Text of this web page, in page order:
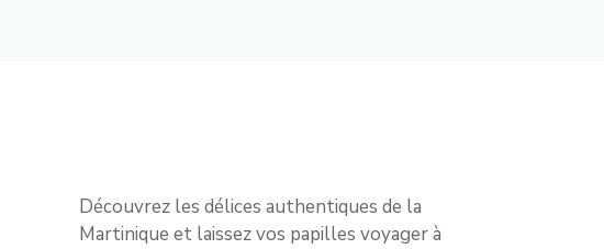
Découvrez les délices authentiques de la
Martinique et laissez vos papilles voyager à